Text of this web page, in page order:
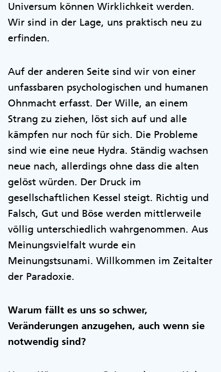
Universum können Wirklichkeit werden.
Wir sind in der Lage, uns praktisch neu zu
erfinden.
Auf der anderen Seite sind wir von einer
unfassbaren psychologischen und humanen
Ohnmacht erfasst. Der Wille, an einem
Strang zu ziehen, löst sich auf und alle
kämpfen nur noch für sich. Die Probleme
sind wie eine neue Hydra. Ständig wachsen
neue nach, allerdings ohne dass die alten
gelöst würden. Der Druck im
gesellschaftlichen Kessel steigt. Richtig und
Falsch, Gut und Böse werden mittlerweile
völlig unterschiedlich wahrgenommen. Aus
Meinungsvielfalt wurde ein
Meinungstsunami. Willkommen im Zeitalter
der Paradoxie.
Warum fällt es uns so schwer,
Veränderungen anzugehen, auch wenn sie
notwendig sind?